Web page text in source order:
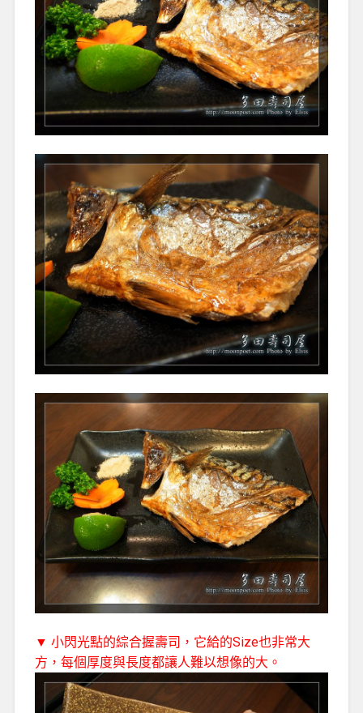
▼ 小閃光點的綜合握壽司，它給的Size也非常大
方，每個厚度與長度都讓人難以想像的大。